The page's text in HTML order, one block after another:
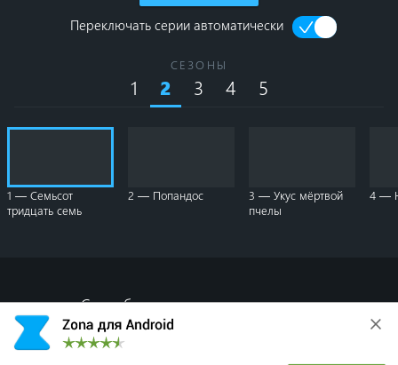
Переключать серии автоматически
СЕЗОНЫ
1 2 3 4 5
1 — Семьсот
тридцать семь
2 — Попандос
3 — Укус мёртвой
пчелы
4 —
Спасибо, что делитесь с друзьями